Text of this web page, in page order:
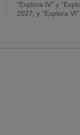
"Explora IV" y
2027, y "Explora